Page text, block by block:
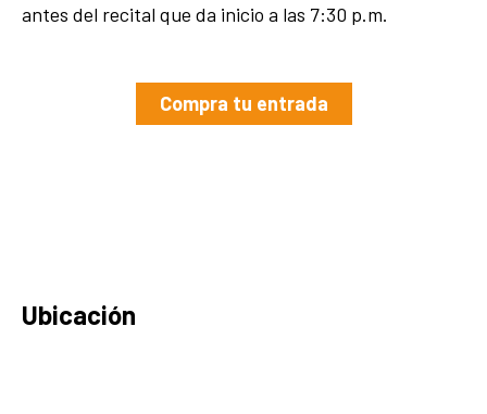
antes del recital que da inicio a las 7:30 p.m.
Compra tu entrada
Ubicación